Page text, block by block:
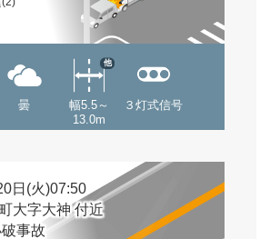
曇
幅5.5～
13.0m
他
３灯式信号
日(火)07:50
大字大神 付近
事故